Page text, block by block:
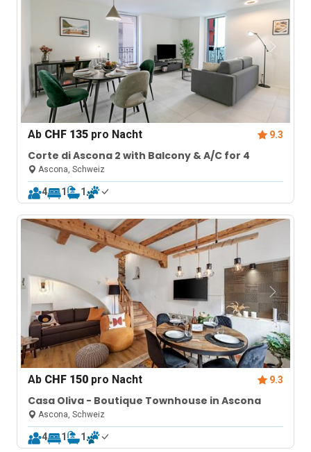
Ab CHF 135 pro Nacht 9.3
Corte di Ascona 2 with Balcony & A/C for 4
Ascona, Schweiz
4 1 1
Ab CHF 150 pro Nacht 9.3
Casa Oliva - Boutique Townhouse in Ascona
Ascona, Schweiz
4 1 1